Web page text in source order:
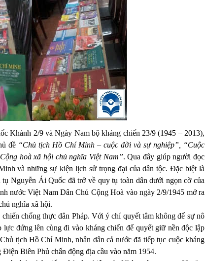
Khánh 2/9 và Ngày Nam bộ kháng chiến 23/9 (1945 – 2013),
đề “Chủ tịch Hồ Chí Minh – cuộc đời và sự nghiệp”, “Cuộc
hoà xã hội chủ nghĩa Việt Nam”. Qua đây giúp người đọc
và những sự kiện lịch sử trọng đại của dân tộc. Đặc biệt là
Nguyễn Ái Quốc đã trở về quy tụ toàn dân dưới ngọn cờ của
nước Việt Nam Dân Chủ Cộng Hoà vào ngày 2/9/1945 mở ra
nghĩa xã hội.
chống thực dân Pháp. Với ý chí quyết tâm không để sự nô
đứng lên cùng đi vào kháng chiến để quyết giữ nền độc lập
tịch Hồ Chí Minh, nhân dân cả nước đã tiếp tục cuộc kháng
Biên Phủ chấn động địa cầu vào năm 1954.